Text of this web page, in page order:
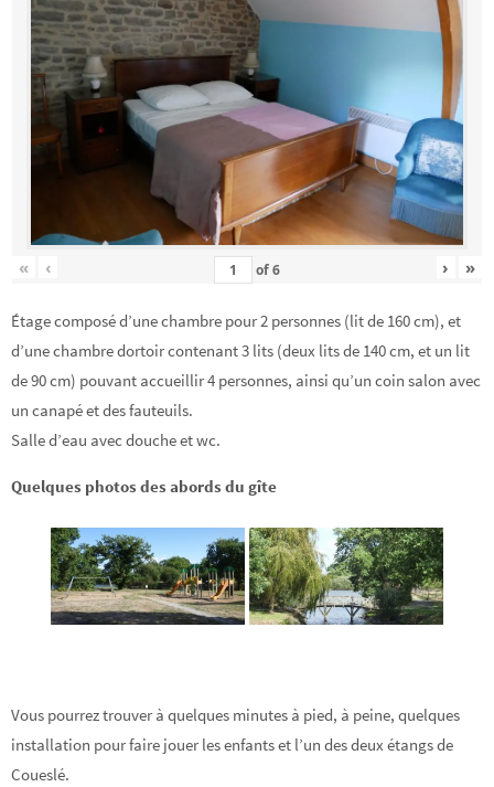
« ‹ of6 › »
Étage composé d’une chambre pour 2 personnes (lit de 160 cm), et
d’une chambre dortoir contenant 3 lits (deux lits de 140 cm, et un lit
de 90 cm) pouvant accueillir 4 personnes, ainsi qu’un coin salon avec
un canapé et des fauteuils.
Salle d’eau avec douche et wc.
Quelques photos des abords du gîte
Vous pourrez trouver à quelques minutes à pied, à peine, quelques
installation pour faire jouer les enfants et l’un des deux étangs de
Coueslé.